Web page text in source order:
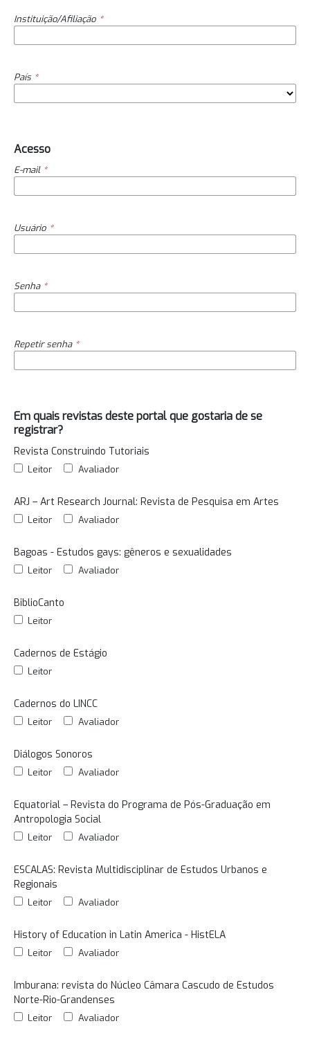
Instituição/Afiliação *
País *
Acesso
E-mail *
Usuário *
Senha *
Repetir senha *
Em quais revistas deste portal que gostaria de se
registrar?
Revista Construindo Tutoriais
Leitor Avaliador
ARJ – Art Research Journal: Revista de Pesquisa em Artes
Leitor Avaliador
Bagoas - Estudos gays: gêneros e sexualidades
Leitor Avaliador
BiblioCanto
Leitor
Cadernos de Estágio
Leitor
Cadernos do LINCC
Leitor Avaliador
Diálogos Sonoros
Leitor Avaliador
Equatorial – Revista do Programa de Pós-Graduação em
Antropologia Social
Leitor Avaliador
ESCALAS: Revista Multidisciplinar de Estudos Urbanos e
Regionais
Leitor Avaliador
History of Education in Latin America - HistELA
Leitor Avaliador
Imburana: revista do Núcleo Câmara Cascudo de Estudos
Norte-Rio-Grandenses
Leitor Avaliador